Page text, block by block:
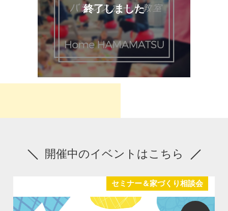
終了しました
開催中のイベントはこちら
セミナー＆家づくり相談会